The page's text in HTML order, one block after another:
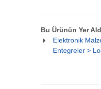
Bu Ürünün Yer
Elektronik
Entegreler >